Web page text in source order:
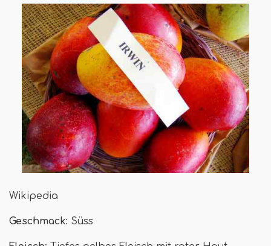
Wikipedia
Geschmack: Süss